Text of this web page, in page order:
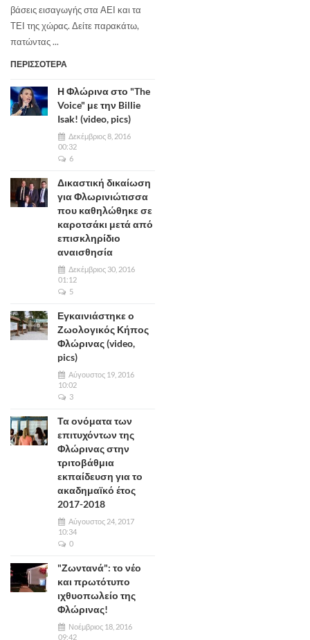
βάσεις εισαγωγής στα ΑΕΙ και τα
ΤΕΙ της χώρας. Δείτε παρακάτω,
πατώντας ...
ΠΕΡΙΣΣΟΤΕΡΑ
Η Φλώρινα στο "The
Voice" με την Billie
Isak! (video, pics)
Δεκέμβριος 8, 2016
00:32
6
Δικαστική δικαίωση
για Φλωρινιώτισσα
που καθηλώθηκε σε
καροτσάκι μετά από
επισκληρίδιο
αναισθησία
Δεκέμβριος 30, 2016
01:12
5
Εγκαινιάστηκε ο
Ζωολογικός Κήπος
Φλώρινας (video,
pics)
Αύγουστος 19, 2016
10:02
3
Τα ονόματα των
επιτυχόντων της
Φλώρινας στην
τριτοβάθμια
εκπαίδευση για το
ακαδημαϊκό έτος
2017-2018
Αύγουστος 24, 2017
10:34
0
"Ζωντανά": το νέο
και πρωτότυπο
ιχθυοπωλείο της
Φλώρινας!
Νοέμβριος 18, 2016
09:42